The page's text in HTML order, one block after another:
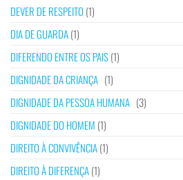
DEVER DE RESPEITO (1)
DIA DE GUARDA(1)
DIFERENDO ENTRE OS PAIS(1)
DIGNIDADE DA CRIANÇA (1)
DIGNIDADE DA PESSOA HUMANA (3)
DIGNIDADE DO HOMEM (1)
DIREITO À CONVIVÊNCIA(1)
DIREITO À DIFERENÇA(1)